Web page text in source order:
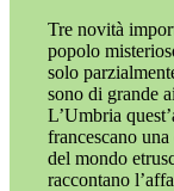
Tre novità
popolo
solo
sono di grande
L’Umbria
francescano
del mondo
raccontano